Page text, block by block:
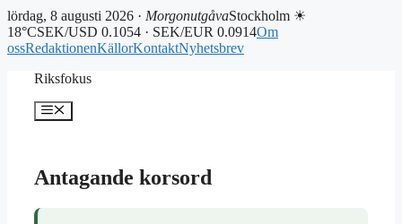
lördag, 8 augusti 2026 · MorgonutgåvaStockholm ☀
18°CSEK/USD 0.1054 · SEK/EUR 0.0914Om
ossRedaktionenKällorKontaktNyhetsbrev
Riksfokus
Meny
Antagande korsord